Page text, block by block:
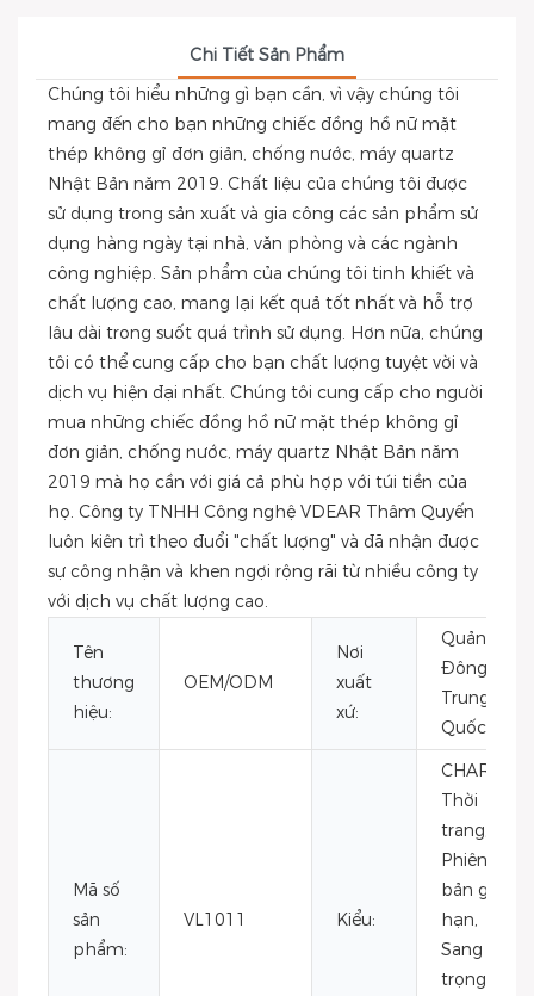
Chi Tiết Sản Phẩm
Chúng tôi hiểu những gì bạn cần, vì vậy chúng tôi
mang đến cho bạn những chiếc đồng hồ nữ mặt
thép không gỉ đơn giản, chống nước, máy quartz
Nhật Bản năm 2019. Chất liệu của chúng tôi được
sử dụng trong sản xuất và gia công các sản phẩm sử
dụng hàng ngày tại nhà, văn phòng và các ngành
công nghiệp. Sản phẩm của chúng tôi tinh khiết và
chất lượng cao, mang lại kết quả tốt nhất và hỗ trợ
lâu dài trong suốt quá trình sử dụng. Hơn nữa, chúng
tôi có thể cung cấp cho bạn chất lượng tuyệt vời và
dịch vụ hiện đại nhất. Chúng tôi cung cấp cho người
mua những chiếc đồng hồ nữ mặt thép không gỉ
đơn giản, chống nước, máy quartz Nhật Bản năm
2019 mà họ cần với giá cả phù hợp với túi tiền của
họ. Công ty TNHH Công nghệ VDEAR Thâm Quyến
luôn kiên trì theo đuổi "chất lượng" và đã nhận được
sự công nhận và khen ngợi rộng rãi từ nhiều công ty
với dịch vụ chất lượng cao.
Tên
thương
hiệu:
OEM/ODM
Nơi
xuất
xứ:
Quảng
Đông,
Trung
Quốc
Mã số
sản
phẩm:
VL1011 Kiểu:
CHARM,
Thời
trang,
Phiên
bản giới
hạn,
Sang
trọng,